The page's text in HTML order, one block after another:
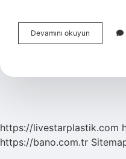
Devamını okuyun
Malzemeleri
https://livestarplastik.com
https://bano.com.tr